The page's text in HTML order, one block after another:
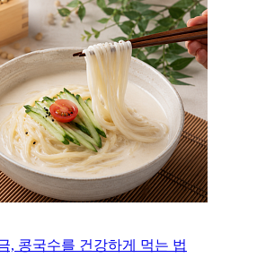
, 콩국수를 건강하게 먹는 법